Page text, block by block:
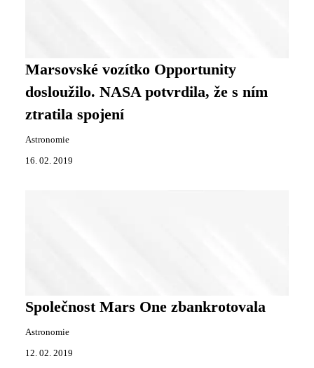
Marsovské vozítko Opportunity
dosloužilo. NASA potvrdila, že s ním
ztratila spojení
Astronomie
16. 02. 2019
Společnost Mars One zbankrotovala
Astronomie
12. 02. 2019